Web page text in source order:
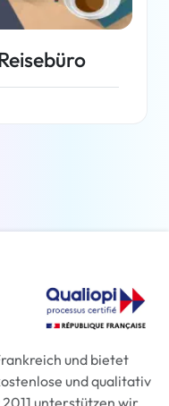
und bietet
und qualitativ
unterstützen wir